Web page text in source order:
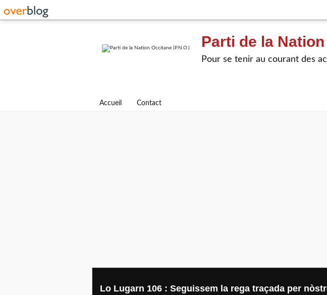
Parti de la
Pour se tenir au courant des
Accueil Contact
Lo Lugarn 106 : Seguissem la rega traçada per